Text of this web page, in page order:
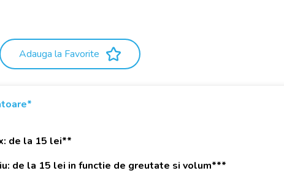
Adauga la Favorite
de la 15 lei**
de la 15 lei in functie de greutate si volum***